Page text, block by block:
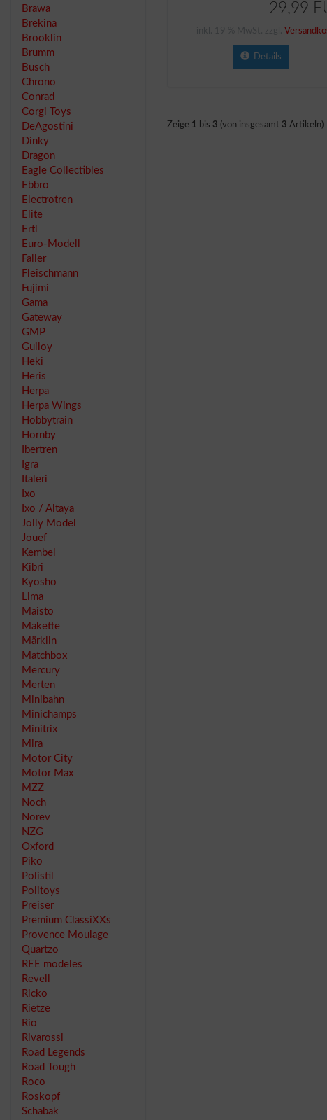
Brawa
Brekina
Brooklin
Brumm
Busch
Chrono
Conrad
Corgi Toys
DeAgostini
Dinky
Dragon
Eagle Collectibles
Ebbro
Electrotren
Elite
Ertl
Euro-Modell
Faller
Fleischmann
Fujimi
Gama
Gateway
GMP
Guiloy
Heki
Heris
Herpa
Herpa Wings
Hobbytrain
Hornby
Ibertren
Igra
Italeri
Ixo
Ixo / Altaya
Jolly Model
Jouef
Kembel
Kibri
Kyosho
Lima
Maisto
Makette
Märklin
Matchbox
Mercury
Merten
Minibahn
Minichamps
Minitrix
Mira
Motor City
Motor Max
MZZ
Noch
Norev
NZG
Oxford
Piko
Polistil
Politoys
Preiser
Premium ClassiXXs
Provence Moulage
Quartzo
REE modeles
Revell
Ricko
Rietze
Rio
Rivarossi
Road Legends
Road Tough
Roco
Roskopf
Schabak
29,99
Details
Zeige 1 bis 3 (von insgesamt 3 Artikeln)